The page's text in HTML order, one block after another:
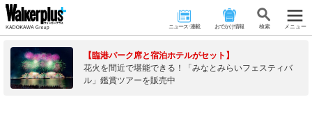
ニュース･連載 おでかけ情報 検 索 メニュー
【臨港パーク席と宿泊ホテルがセット】
花火を間近で堪能できる！「みなとみらいフェスティバ
ル」鑑賞ツアーを販売中